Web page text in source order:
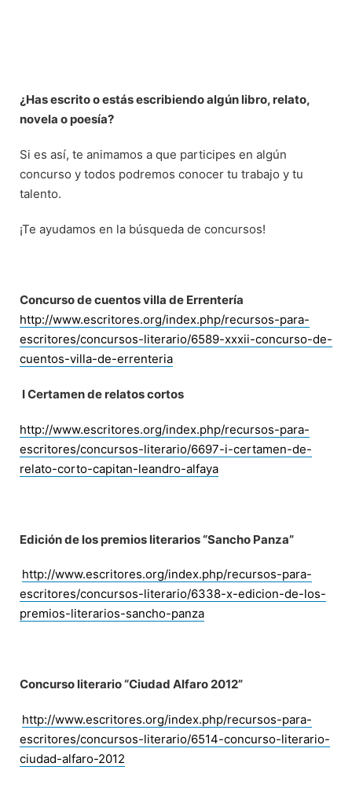
¿Has escrito o estás escribiendo algún libro, relato,
novela o poesía?
Si es así, te animamos a que participes en algún
concurso y todos podremos conocer tu trabajo y tu
talento.
¡Te ayudamos en la búsqueda de concursos!
Concurso de cuentos villa de Errentería
http://www.escritores.org/index.php/recursos-para-
escritores/concursos-literario/6589-xxxii-concurso-de-
cuentos-villa-de-errenteria
I Certamen de relatos cortos
http://www.escritores.org/index.php/recursos-para-
escritores/concursos-literario/6697-i-certamen-de-
relato-corto-capitan-leandro-alfaya
Edición de los premios literarios “Sancho Panza”
http://www.escritores.org/index.php/recursos-para-
escritores/concursos-literario/6338-x-edicion-de-los-
premios-literarios-sancho-panza
Concurso literario “Ciudad Alfaro 2012”
http://www.escritores.org/index.php/recursos-para-
escritores/concursos-literario/6514-concurso-literario-
ciudad-alfaro-2012